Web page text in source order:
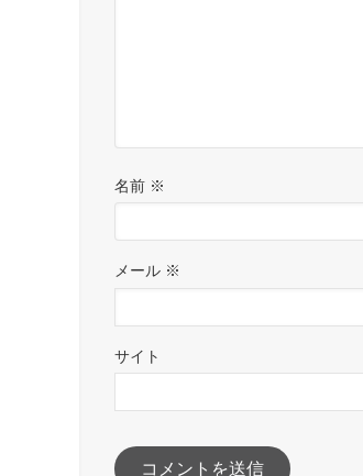
名前 ※
メール ※
サイト